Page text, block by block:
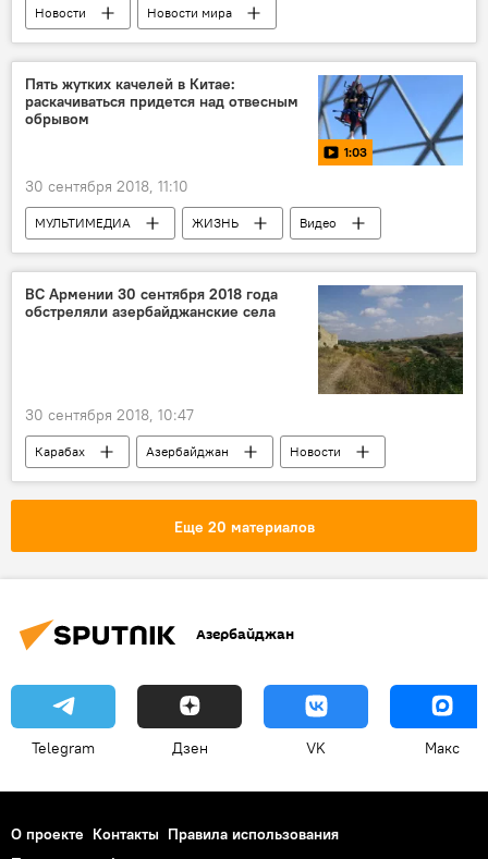
Новости
Новости мира
Индонезия
жертвы
Цунами
Пять жутких качелей в Китае:
раскачиваться придется над отвесным
обрывом
1:03
30 сентября 2018, 11:10
МУЛЬТИМЕДИА ЖИЗНЬ
Видео
Новости
Новости мира
ВС Армении 30 сентября 2018 года
обстреляли азербайджанские села
30 сентября 2018, 10:47
Карабах Азербайджан Новости
Еще 20 материалов
Азербайджан
Telegram Дзен VK Макс
О проекте Контакты Правила использования